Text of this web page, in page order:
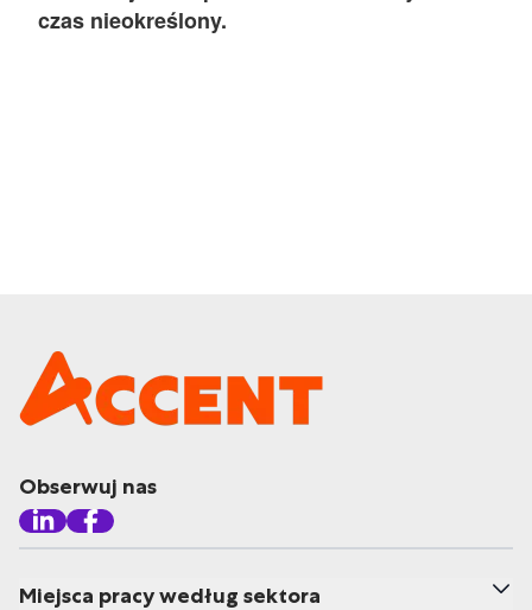
czas nieokreślony.
Obserwuj nas
Miejsca pracy według sektora